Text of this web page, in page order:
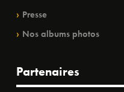
Presse
Nos albums photos
Partenaires